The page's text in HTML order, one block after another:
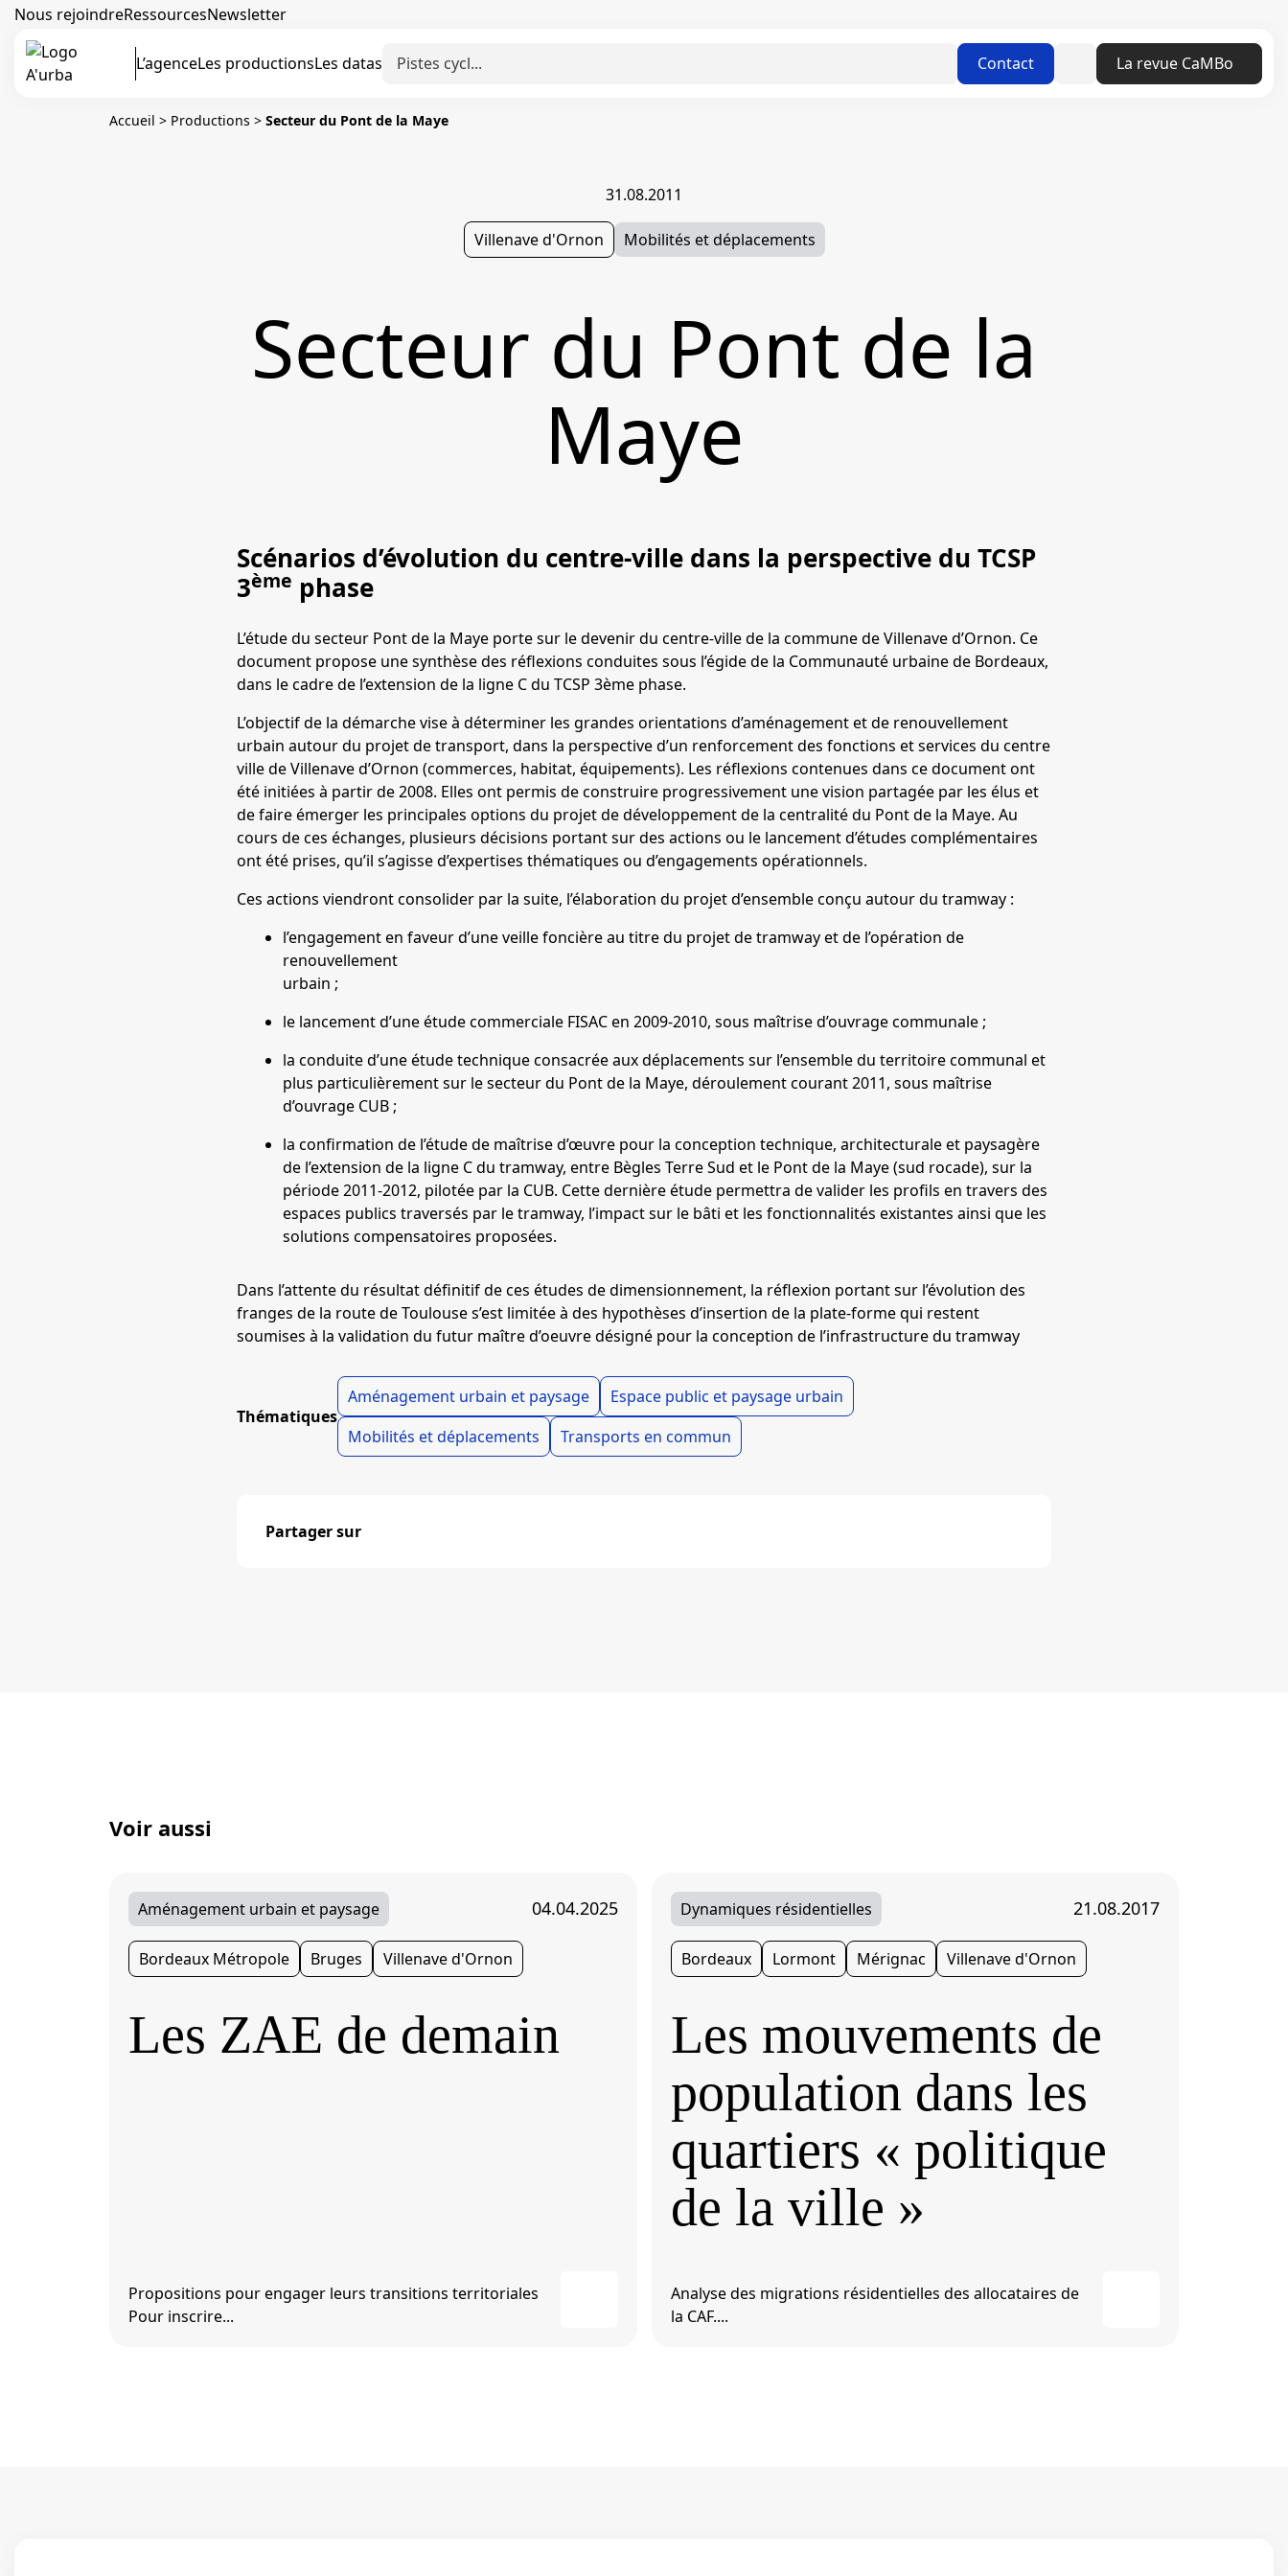
Nous rejoindreRessourcesNewsletter
L’agenceLes productionsLes datas Contact LinkedinLa revue CaMBo
Accueil > Productions > Secteur du Pont de la Maye
31.08.2011
Villenave d'Ornon Mobilités et déplacements
Secteur du Pont de la
Maye
Scénarios d’évolution du centre-ville dans la perspective du TCSP
3ème phase
L’étude du secteur Pont de la Maye porte sur le devenir du centre-ville de la commune de Villenave d’Ornon. Ce
document propose une synthèse des réflexions conduites sous l’égide de la Communauté urbaine de Bordeaux,
dans le cadre de l’extension de la ligne C du TCSP 3ème phase.
L’objectif de la démarche vise à déterminer les grandes orientations d’aménagement et de renouvellement
urbain autour du projet de transport, dans la perspective d’un renforcement des fonctions et services du centre
ville de Villenave d’Ornon (commerces, habitat, équipements). Les réflexions contenues dans ce document ont
été initiées à partir de 2008. Elles ont permis de construire progressivement une vision partagée par les élus et
de faire émerger les principales options du projet de développement de la centralité du Pont de la Maye. Au
cours de ces échanges, plusieurs décisions portant sur des actions ou le lancement d’études complémentaires
ont été prises, qu’il s’agisse d’expertises thématiques ou d’engagements opérationnels.
Ces actions viendront consolider par la suite, l’élaboration du projet d’ensemble conçu autour du tramway :
l’engagement en faveur d’une veille foncière au titre du projet de tramway et de l’opération de
renouvellement
urbain ;
le lancement d’une étude commerciale FISAC en 2009-2010, sous maîtrise d’ouvrage communale ;
la conduite d’une étude technique consacrée aux déplacements sur l’ensemble du territoire communal et
plus particulièrement sur le secteur du Pont de la Maye, déroulement courant 2011, sous maîtrise
d’ouvrage CUB ;
la confirmation de l’étude de maîtrise d’œuvre pour la conception technique, architecturale et paysagère
de l’extension de la ligne C du tramway, entre Bègles Terre Sud et le Pont de la Maye (sud rocade), sur la
période 2011-2012, pilotée par la CUB. Cette dernière étude permettra de valider les profils en travers des
espaces publics traversés par le tramway, l’impact sur le bâti et les fonctionnalités existantes ainsi que les
solutions compensatoires proposées.
Dans l’attente du résultat définitif de ces études de dimensionnement, la réflexion portant sur l’évolution des
franges de la route de Toulouse s’est limitée à des hypothèses d’insertion de la plate-forme qui restent
soumises à la validation du futur maître d’oeuvre désigné pour la conception de l’infrastructure du tramway
Thématiques
Aménagement urbain et paysage
Espace public et paysage urbain
Mobilités et déplacements
Transports en commun
Partager sur
Voir aussi
Aménagement urbain et paysage 04.04.2025
Bordeaux Métropole Bruges Villenave d'Ornon
Les ZAE de demain
Propositions pour engager leurs transitions territoriales
Pour inscrire...
Dynamiques résidentielles 21.08.2017
Bordeaux Lormont Mérignac Villenave d'Ornon
Les mouvements de
population dans les
quartiers « politique
de la ville »
Analyse des migrations résidentielles des allocataires de
la CAF....